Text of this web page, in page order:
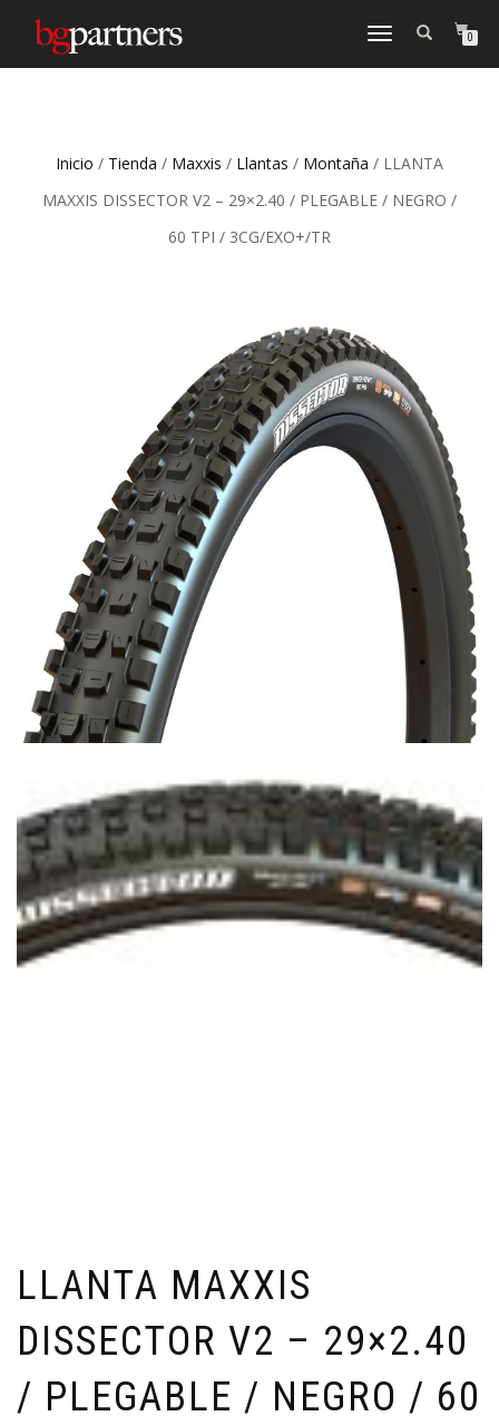
CAMBIAR
0
Inicio / Tienda / Maxxis / Llantas / Montaña / LLANTA
MAXXIS DISSECTOR V2 – 29×2.40 / PLEGABLE / NEGRO /
60 TPI / 3CG/EXO+/TR
LLANTA MAXXIS
DISSECTOR V2 – 29×2.40
/ PLEGABLE / NEGRO / 60